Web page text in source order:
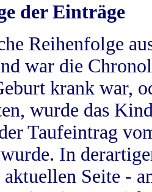
der Einträge
Reihenfolge
war die
krank war,
wurde das
Taufeintrag
In
Seite -